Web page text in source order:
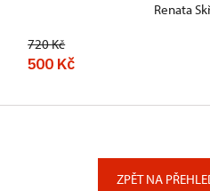
Renata
720 Kč
500 Kč
ZPĚT NA